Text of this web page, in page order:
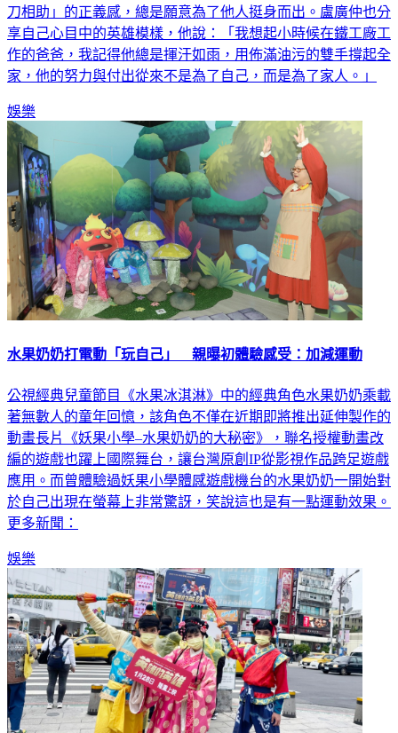
刀相助」的正義感，總是願意為了他人挺身而出。盧廣仲也分
享自己心目中的英雄模樣，他說：「我想起小時候在鐵工廠工
作的爸爸，我記得他總是揮汗如雨，用佈滿油污的雙手撐起全
家，他的努力與付出從來不是為了自己，而是為了家人。」
娛樂
水果奶奶打電動「玩自己」 親曝初體驗感受：加減運動
公視經典兒童節目《水果冰淇淋》中的經典角色水果奶奶乘載
著無數人的童年回憶，該角色不僅在近期即將推出延伸製作的
動畫長片《妖果小學–水果奶奶的大秘密》，聯名授權動畫改
編的遊戲也躍上國際舞台，讓台灣原創IP從影視作品跨足遊戲
應用。而曾體驗過妖果小學體感遊戲機台的水果奶奶一開始對
於自己出現在螢幕上非常驚訝，笑說這也是有一點運動效果。
更多新聞：
娛樂